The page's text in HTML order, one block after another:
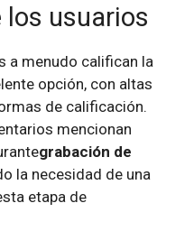
los usuarios
a menudo califican la
opción, con altas
de calificación.
mencionan
grabación de
la necesidad de una
etapa de